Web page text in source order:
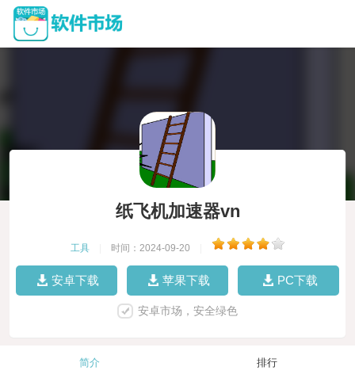
纸飞机加速器vn
工具 时间：2024-09-20
安卓下载 苹果下载 PC下载
安卓市场，安全绿色
简介 排行